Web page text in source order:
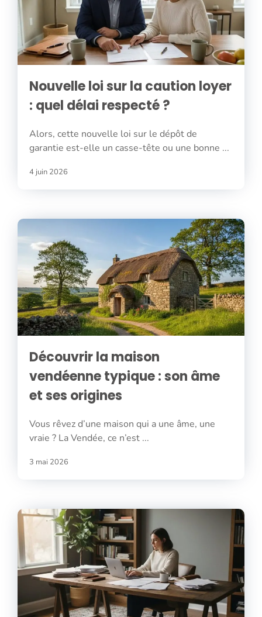
Nouvelle loi sur la caution loyer
: quel délai respecté ?
Alors, cette nouvelle loi sur le dépôt de
garantie est-elle un casse-tête ou une bonne ...
4 juin 2026
Découvrir la maison
vendéenne typique : son âme
et ses origines
Vous rêvez d’une maison qui a une âme, une
vraie ? La Vendée, ce n’est ...
3 mai 2026